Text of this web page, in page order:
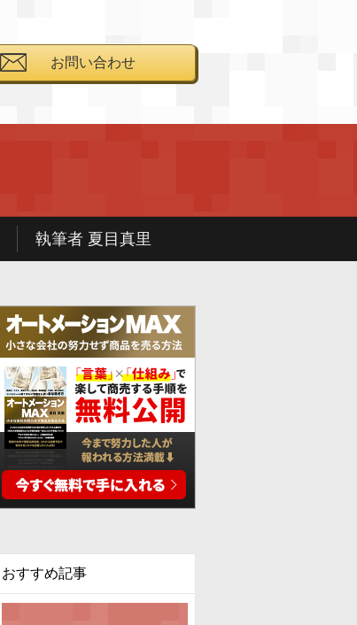
お問い合わせ
執筆者 夏目真里
おすすめ記事